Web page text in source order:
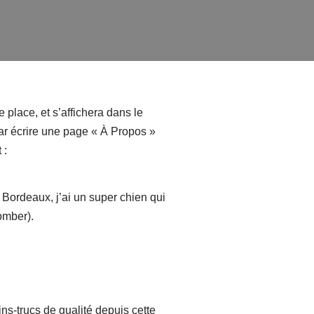
place, et s’affichera dans le
écrire une page « À Propos »
:
j’ai un super chien qui
trucs de qualité depuis cette